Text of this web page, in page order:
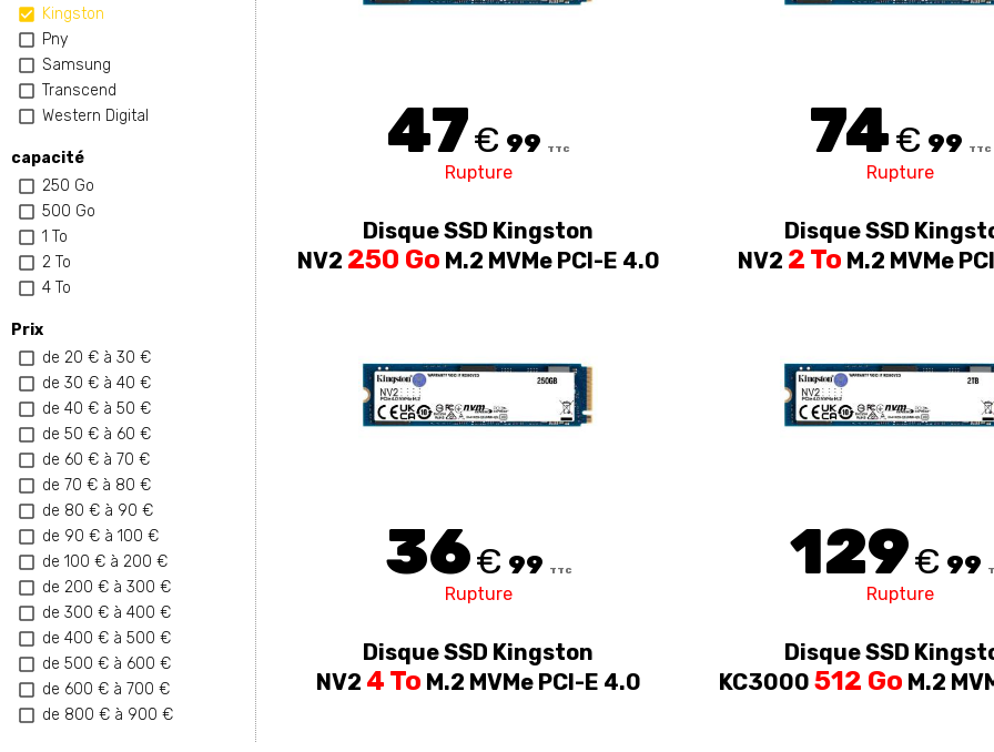
Kingston
Pny
Samsung
Transcend
Western Digital
capacité
250 Go
500 Go
1 To
2 To
4 To
Prix
de 20 € à 30 €
de 30 € à 40 €
de 40 € à 50 €
de 50 € à 60 €
de 60 € à 70 €
de 70 € à 80 €
de 80 € à 90 €
de 90 € à 100 €
de 100 € à 200 €
de 200 € à 300 €
de 300 € à 400 €
de 400 € à 500 €
de 500 € à 600 €
de 600 € à 700 €
de 800 € à 900 €
47€ 99 TTC
Rupture
74€ 99 TTC
Rupture
Disque SSD Kingston
NV2 250 Go M.2 MVMe PCI-E 4.0
36€ 99 TTC
Rupture
Disque SSD
NV2 2 To M.2 MVMe
129€ 99
Rupture
Disque SSD Kingston
NV2 4 To M.2 MVMe PCI-E 4.0
Disque SSD
KC3000 512 Go M.2